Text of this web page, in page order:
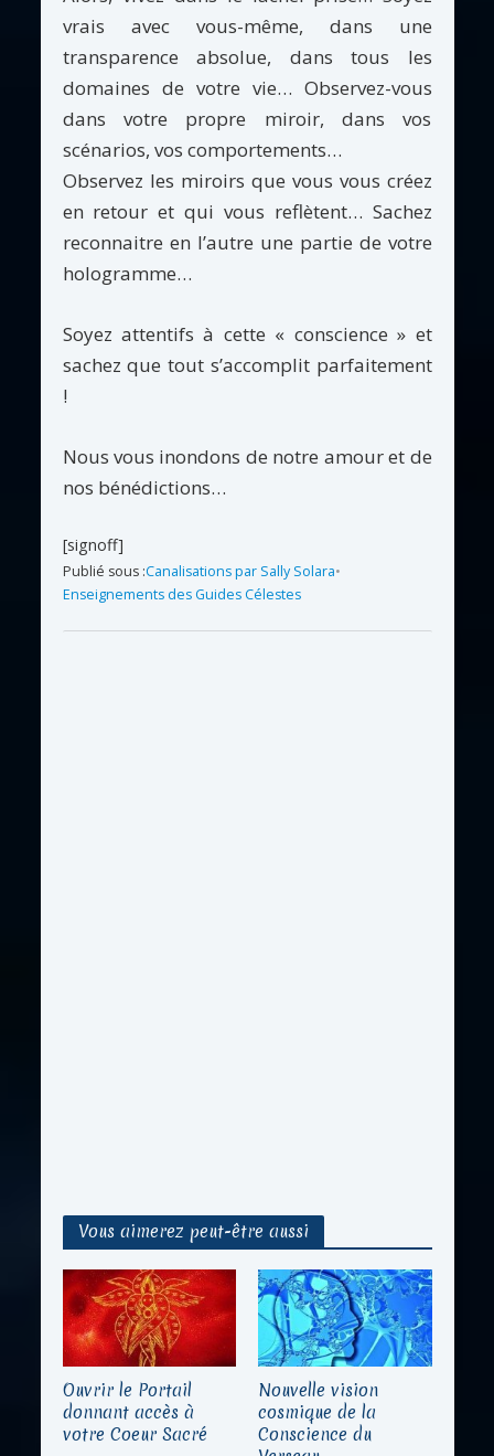
vrais avec vous-même, dans une
transparence absolue, dans tous les
domaines de votre vie… Observez-vous
dans votre propre miroir, dans vos
scénarios, vos comportements…
Observez les miroirs que vous vous créez
en retour et qui vous reflètent… Sachez
reconnaitre en l’autre une partie de votre
hologramme…
Soyez attentifs à cette « conscience » et
sachez que tout s’accomplit parfaitement
!
Nous vous inondons de notre amour et de
nos bénédictions…
[signoff]
Publié sous :Canalisations par Sally Solara•
Enseignements des Guides Célestes
Vous aimerez peut-être aussi
Ouvrir le Portail
donnant accès à
votre Coeur Sacré
Nouvelle vision
cosmique de la
Conscience du